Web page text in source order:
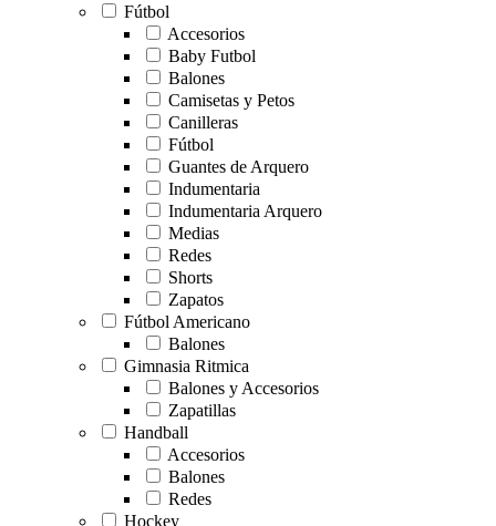
Fútbol
Accesorios
Baby Futbol
Balones
Camisetas y Petos
Canilleras
Fútbol
Guantes de Arquero
Indumentaria
Indumentaria Arquero
Medias
Redes
Shorts
Zapatos
Fútbol Americano
Balones
Gimnasia Ritmica
Balones y Accesorios
Zapatillas
Handball
Accesorios
Balones
Redes
Hockey